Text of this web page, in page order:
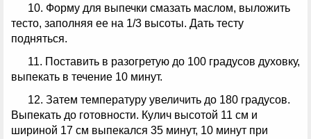
10. Форму для выпечки смазать маслом, выложить
тесто, заполняя ее на 1/3 высоты. Дать тесту
подняться.
11. Поставить в разогретую до 100 градусов духовку,
выпекать в течение 10 минут.
12. Затем температуру увеличить до 180 градусов.
Выпекать до готовности. Кулич высотой 11 см и
шириной 17 см выпекался 35 минут, 10 минут при